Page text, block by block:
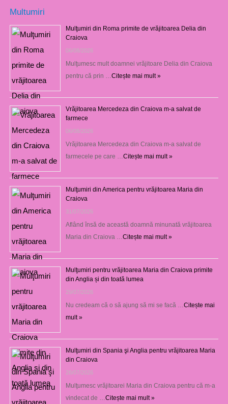
Multumiri
Mulţumiri din Roma primite de vrăjitoarea Delia din
Craiova
06/08/2026
Mulţumesc mult doamnei vrăjitoare Delia din Craiova
pentru că prin … Citește mai mult »
Vrăjitoarea Mercedeza din Craiova m-a salvat de
farmece
06/08/2026
Vrăjitoarea Mercedeza din Craiova m-a salvat de
farmecele pe care … Citește mai mult »
Mulţumiri din America pentru vrăjitoarea Maria din
Craiova
31/07/2026
Aflând însă de această doamnă minunată vrăjitoarea
Maria din Craiova … Citește mai mult »
Mulţumiri pentru vrăjitoarea Maria din Craiova primite
din Anglia și din toată lumea
29/07/2026
Nu credeam că o să ajung să mi se facă … Citește mai
mult »
Mulţumiri din Spania şi Anglia pentru vrăjitoarea Maria
din Craiova
28/07/2026
Mulţumesc vrăjitoarei Maria din Craiova pentru că m-a
vindecat de … Citește mai mult »